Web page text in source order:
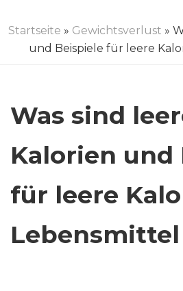
Startseite » Gewichtsverlust »
und Beispiele für leere
Was sind
Kalorien und
für leere
Lebensmittel